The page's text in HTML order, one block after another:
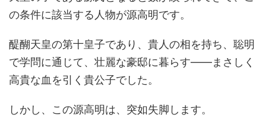
の条件に該当する人物が源高明です。
醍醐天皇の第十皇子であり、貴人の相を持ち、聡明
で学問に通じて、壮麗な豪邸に暮らす――まさしく
高貴な血を引く貴公子でした。
しかし、この源高明は、突如失脚します。